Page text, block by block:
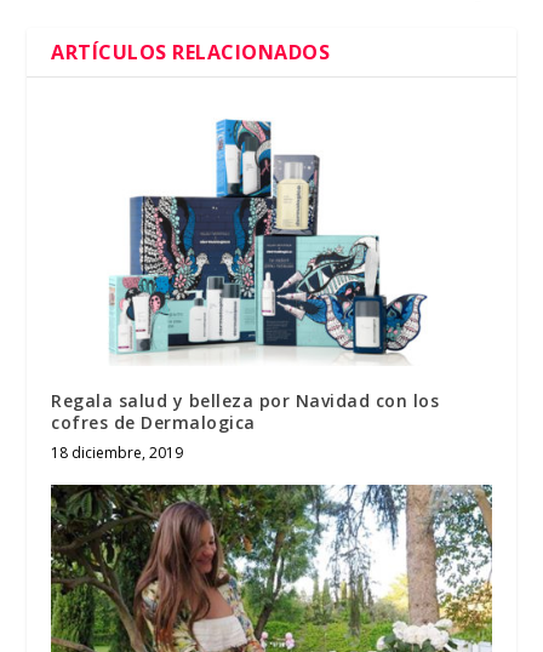
ARTÍCULOS RELACIONADOS
Regala salud y belleza por Navidad con los
cofres de Dermalogica
18 diciembre, 2019